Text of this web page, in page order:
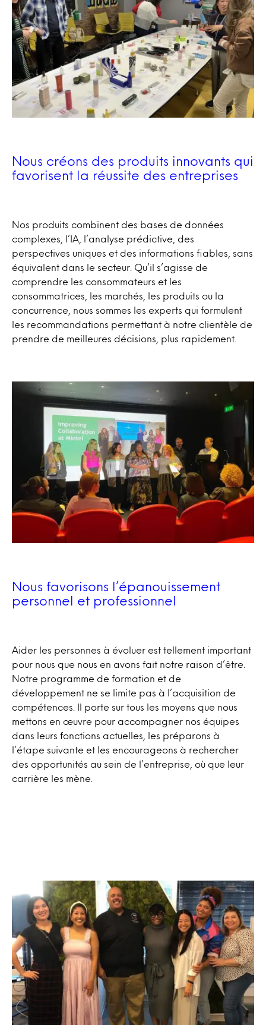
Nous créons des produits innovants qui
favorisent la réussite des entreprises
Nos produits combinent des bases de données
complexes, l’IA, l’analyse prédictive, des
perspectives uniques et des informations fiables, sans
équivalent dans le secteur. Qu’il s’agisse de
comprendre les consommateurs et les
consommatrices, les marchés, les produits ou la
concurrence, nous sommes les experts qui formulent
les recommandations permettant à notre clientèle de
prendre de meilleures décisions, plus rapidement.
Nous favorisons l’épanouissement
personnel et professionnel
Aider les personnes à évoluer est tellement important
pour nous que nous en avons fait notre raison d’être.
Notre programme de formation et de
développement ne se limite pas à l’acquisition de
compétences. Il porte sur tous les moyens que nous
mettons en œuvre pour accompagner nos équipes
dans leurs fonctions actuelles, les préparons à
l’étape suivante et les encourageons à rechercher
des opportunités au sein de l’entreprise, où que leur
carrière les mène.